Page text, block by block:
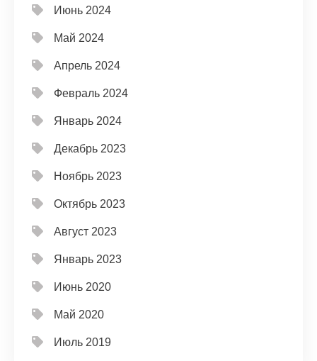
Июнь 2024
Май 2024
Апрель 2024
Февраль 2024
Январь 2024
Декабрь 2023
Ноябрь 2023
Октябрь 2023
Август 2023
Январь 2023
Июнь 2020
Май 2020
Июль 2019